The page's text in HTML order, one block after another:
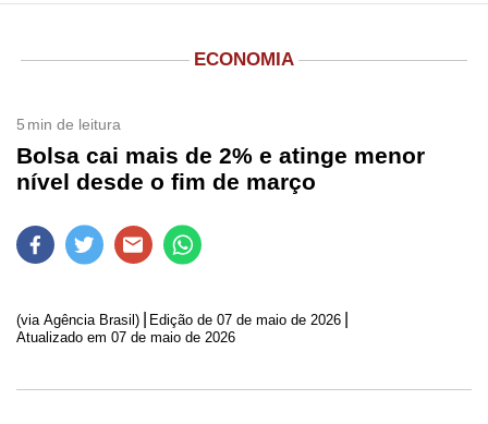
ECONOMIA
5 min de leitura
Bolsa cai mais de 2% e atinge menor
nível desde o fim de março
(via Agência Brasil) Edição de 07 de maio de 2026
Atualizado em 07 de maio de 2026